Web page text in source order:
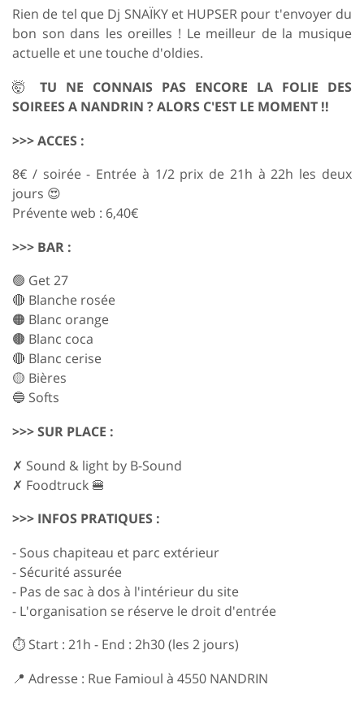
Rien de tel que Dj SNAÏKY et HUPSER pour t'envoyer du
bon son dans les oreilles ! Le meilleur de la musique
actuelle et une touche d'oldies.
🤯 TU NE CONNAIS PAS ENCORE LA FOLIE DES
SOIREES A NANDRIN ? ALORS C'EST LE MOMENT !!
>>> ACCES :
8€ / soirée - Entrée à 1/2 prix de 21h à 22h les deux
jours 😍
Prévente web : 6,40€
>>> BAR :
🟢 Get 27
🔴 Blanche rosée
🟠 Blanc orange
🟤 Blanc coca
🔴 Blanc cerise
🟡 Bières
🔵 Softs
>>> SUR PLACE :
✗ Sound & light by B-Sound
✗ Foodtruck 🍔
>>> INFOS PRATIQUES :
- Sous chapiteau et parc extérieur
- Sécurité assurée
- Pas de sac à dos à l'intérieur du site
- L'organisation se réserve le droit d'entrée
⏱ Start : 21h - End : 2h30 (les 2 jours)
📍 Adresse : Rue Famioul à 4550 NANDRIN